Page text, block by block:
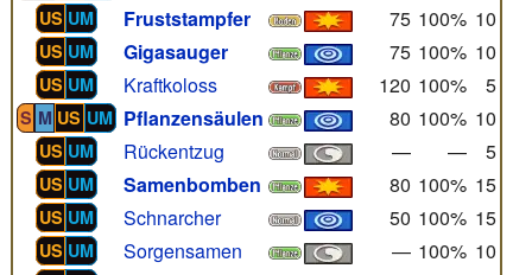
US UM Fruststampfer 75 100% 10
US UM Gigasauger 75 100% 10
US UM Kraftkoloss 120 100% 5
S M US UM Pflanzensäulen 80 100% 10
US UM Rückentzug — — 5
US UM Samenbomben 80 100% 15
US UM Schnarcher 50 100% 15
US UM Sorgensamen — 100% 10